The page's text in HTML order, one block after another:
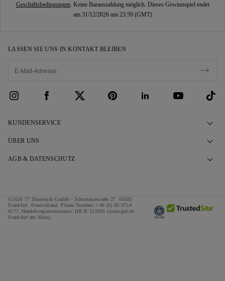
Geschäftsbedingungen. Keine Barauszahlung möglich. Dieses Gewinnspiel endet
am 31/12/2026 um 23:59 (GMT)
LASSEN SIE UNS IN KONTAKT BLEIBEN
KUNDENSERVICE
Kontaktieren Sie uns
Allgemeine Geschäftsbedingungen zur Finanzierung
Rechner für Steuern & Abgaben
ÜBER UNS
Unsere Geschichte
Verantwortungsvolle Beschaffung
Medien
AGB & DATENSCHUTZ
Allgemeine Geschäftsbedingungen
©2026 77 Diamonds GmbH - Schumannstraße 27. 60325
Frankfurt. Deutschland. Phone Number: +49 (0) 69 9754
6177,
Handelsregisternummer: HR B 115026 (Amtsgericht
Frankfurt am Main)